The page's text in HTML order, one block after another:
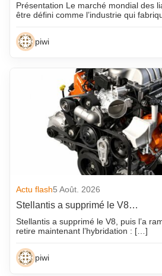
Présentation Le marché mondial des
être défini comme l’industrie qui
piwi
Actu flash5 Août. 2026
Stellantis a supprimé le V8…
Stellantis a supprimé le V8, puis l’a
retire maintenant l’hybridation : […]
piwi